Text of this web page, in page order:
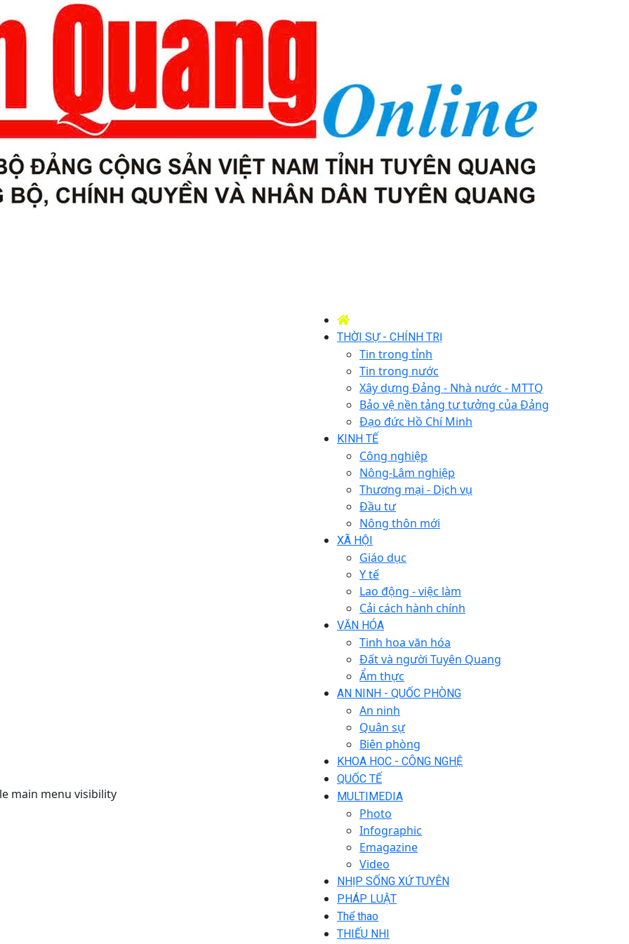
main menu visibility
THỜI SỰ - CHÍNH TRỊ
Tin trong tỉnh
Tin trong nước
Xây dựng Đảng - Nhà nước - MTTQ
Bảo vệ nền tảng tư tưởng của Đảng
Đạo đức Hồ Chí Minh
KINH TẾ
Công nghiệp
Nông-Lâm nghiệp
Thương mại - Dịch vụ
Đầu tư
Nông thôn mới
XÃ HỘI
Giáo dục
Y tế
Lao động - việc làm
Cải cách hành chính
VĂN HÓA
Tinh hoa văn hóa
Đất và người Tuyên Quang
Ẩm thực
AN NINH - QUỐC PHÒNG
An ninh
Quân sự
Biên phòng
KHOA HỌC - CÔNG NGHỆ
QUỐC TẾ
MULTIMEDIA
Photo
Infographic
Emagazine
Video
NHỊP SỐNG XỨ TUYÊN
PHÁP LUẬT
Thể thao
THIẾU NHI